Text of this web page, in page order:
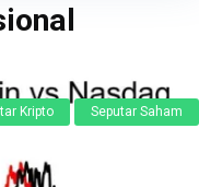
Kripto Seputar Saham